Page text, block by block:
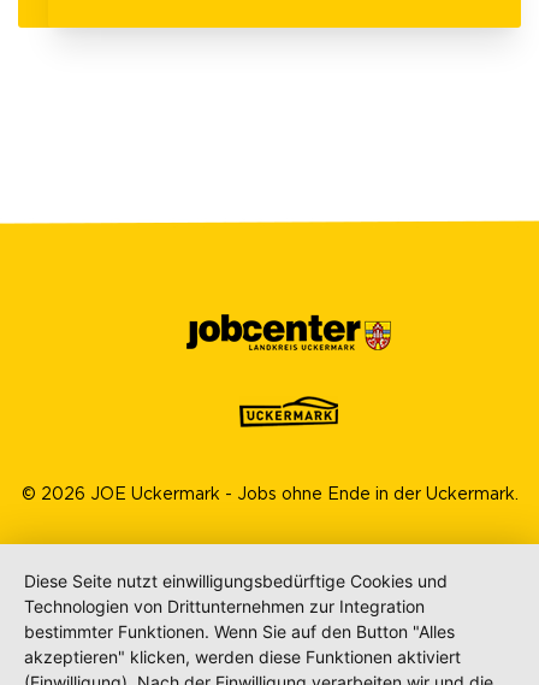
© 2026 JOE Uckermark - Jobs ohne Ende in der Uckermark.
Diese Seite nutzt einwilligungsbedürftige Cookies und
Technologien von Drittunternehmen zur Integration
bestimmter Funktionen. Wenn Sie auf den Button "Alles
akzeptieren" klicken, werden diese Funktionen aktiviert